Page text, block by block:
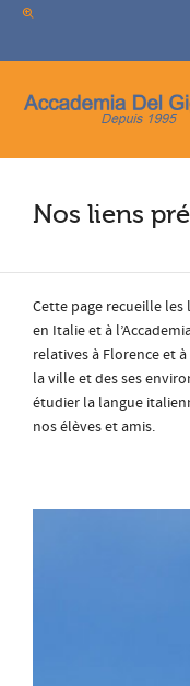
Nos liens
Cette page recueille
en Italie et à
relatives à Florence et
la ville et des ses
étudier la langue
nos élèves et amis.